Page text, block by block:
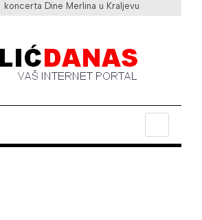
koncerta Dine Merlina u Kraljevu